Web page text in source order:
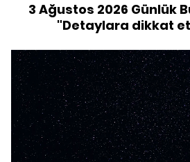
3 Ağustos 2026 Günlük
"Detaylara dikkat